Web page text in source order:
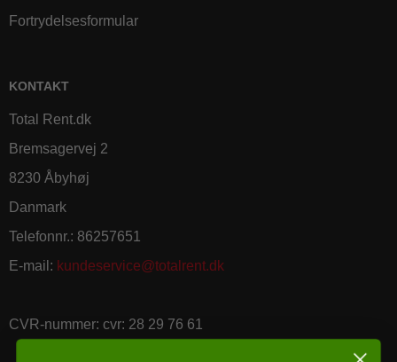
Fortrydelsesformular
KONTAKT
Total Rent.dk
Bremsagervej 2
8230 Åbyhøj
Danmark
Telefonnr.: 86257651
E-mail : kundeservice@totalrent.dk
CVR-nummer: cvr: 28 29 76 61